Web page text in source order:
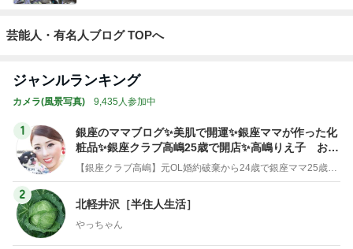
芸能人・有名人ブログ TOPへ
ジャンルランキング
カメラ(風景写真) 9,435人参加中
1
銀座のママブログ✨美肌で開運✨銀座ママが作った化
粧品✨銀座クラブ高嶋25歳で開店✨高嶋りえ子 お着
物でエルメス バーキン コーデ
【銀座クラブ高嶋】元OL婚約破棄から24歳で銀座ママ25歳でオーナーママ銀座 美肌で開運♡パワースポット巡り高嶋りえ子ブログ
2
北軽井沢［半住人生活］
やっちゃん